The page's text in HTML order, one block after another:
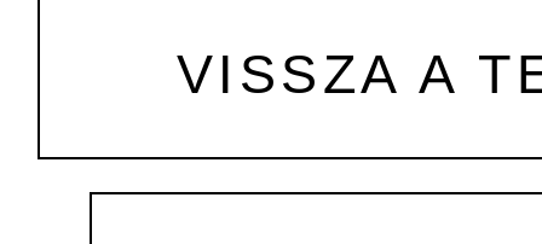
VISSZA A